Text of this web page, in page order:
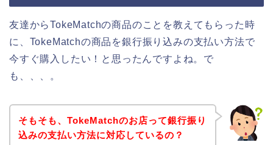
友達からTokeMatchの商品のことを教えてもらった時
に、TokeMatchの商品を銀行振り込みの支払い方法で
今すぐ購入したい！と思ったんですよね。で
も、、、。
そもそも、TokeMatchのお店って銀行振り
込みの支払い方法に対応しているの？